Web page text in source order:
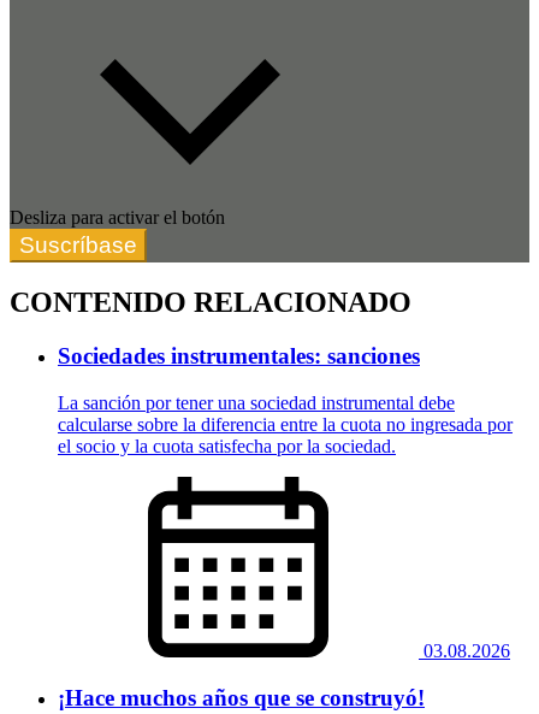
Desliza para activar el botón
Suscríbase
CONTENIDO RELACIONADO
Sociedades instrumentales: sanciones
La sanción por tener una sociedad instrumental debe
calcularse sobre la diferencia entre la cuota no ingresada por
el socio y la cuota satisfecha por la sociedad.
03.08.2026
¡Hace muchos años que se construyó!